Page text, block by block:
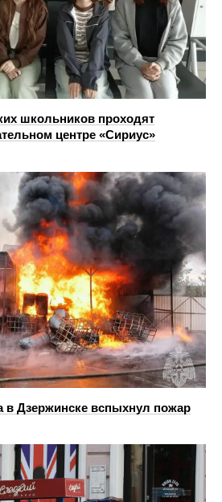
школьников проходят
центре «Сириус»
в Дзержинске вспыхнул пожар